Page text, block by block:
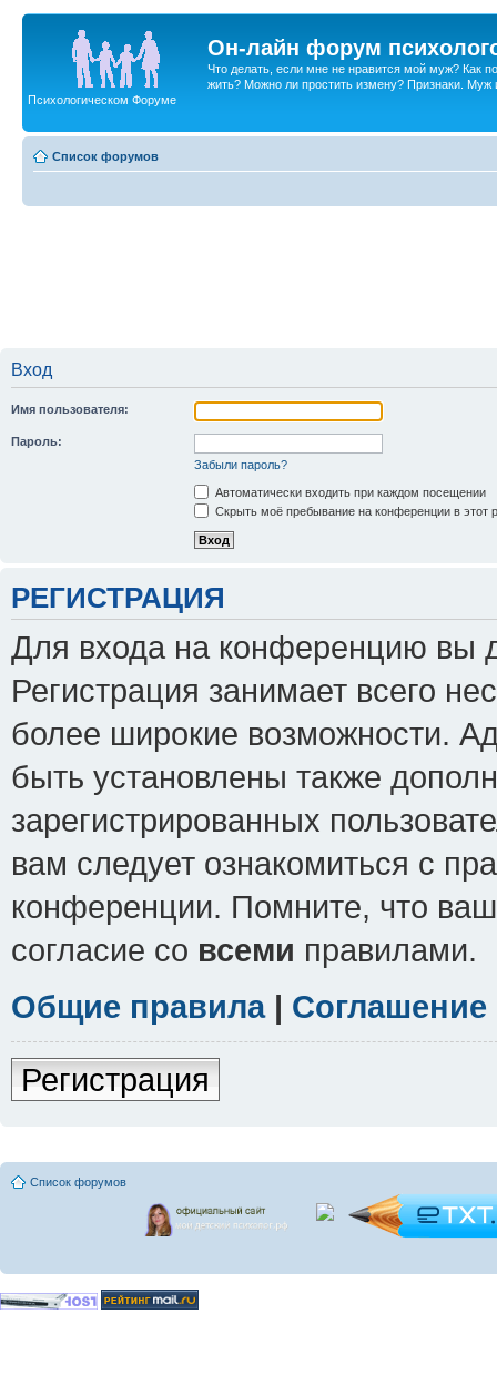
Он-лайн форум
Что делать, если мне не нравится мой муж? Как
жить? Можно ли простить измену? Признаки. Муж
Психологическом Форуме
Список форумов
Вход
Имя пользователя:
Пароль:
Забыли пароль?
Автоматически входить при каждом посещении
Скрыть моё пребывание на конференции в этот
РЕГИСТРАЦИЯ
Для входа на конференцию вы
Регистрация занимает всего
более широкие возможности.
быть установлены также
зарегистрированных
вам следует ознакомиться с
конференции. Помните, что
согласие со всеми правилами.
Общие правила|
Регистрация
Список форумов